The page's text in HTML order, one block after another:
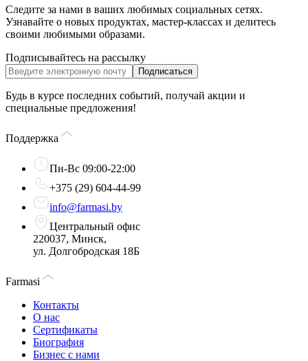
Следите за нами в ваших любимых социальных сетях.
Узнавайте о новых продуктах, мастер-классах и делитесь
своими любимыми образами.
Подписывайтесь на рассылку
Подписаться
Будь в курсе последних событий, получай акции и
специальные предложения!
Поддержка
Пн-Вс 09:00-22:00
+375 (29) 604-44-99
info@farmasi.by
Центральный офис
220037, Минск,
ул. Долгобродская 18Б
Farmasi
Контакты
О нас
Сертификаты
Биография
Бизнес с нами